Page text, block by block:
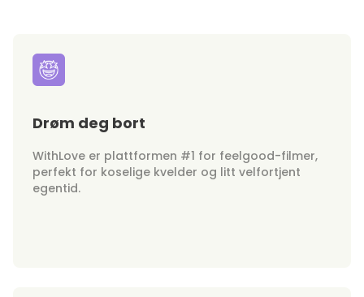
Drøm deg bort
WithLove er plattformen #1 for feelgood-filmer,
perfekt for koselige kvelder og litt velfortjent
egentid.